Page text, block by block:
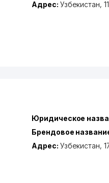
Адрес: Узбекистан,
Юридическое
Брендовое
Адрес: Узбекистан,